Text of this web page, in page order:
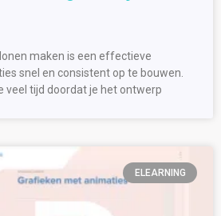
maken is een effectieve
snel en consistent op te bouwen.
veel tijd doordat je het ontwerp
ELEARNING